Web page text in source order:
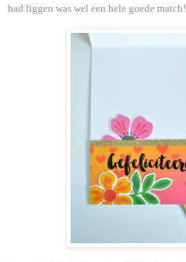
had liggen was wel een hele goede match!